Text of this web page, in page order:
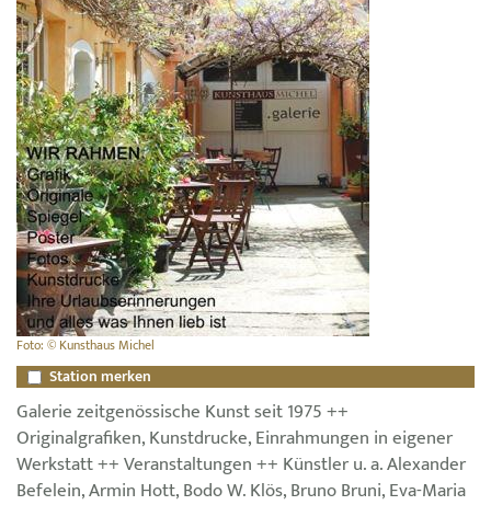
Foto: © Kunsthaus Michel
Station merken
Galerie zeitgenössische Kunst seit 1975 ++
Originalgrafiken, Kunstdrucke, Einrahmungen in eigener
Werkstatt ++ Veranstaltungen ++ Künstler u. a. Alexander
Befelein, Armin Hott, Bodo W. Klös, Bruno Bruni, Eva-Maria